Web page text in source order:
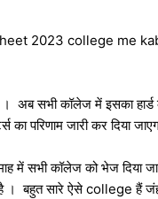
2023 college me
। अब सभी कॉलेज में इसका
परिणाम जारी कर दिया
में सभी कॉलेज को भेज
है । बहुत सारे ऐसे college हैं